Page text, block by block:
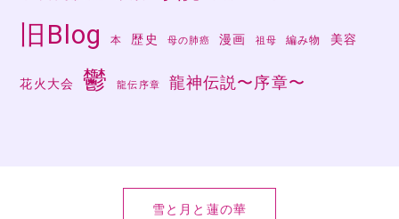
旧Blog 本 歴史 母の肺癌 漫画 祖母 編み物 美容
花火大会 鬱 龍伝序章 龍神伝説〜序章〜
雪と月と蓮の華